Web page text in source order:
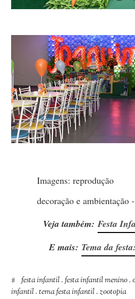
Imagens: reprodução
decoração e ambientação
Veja também:Festa
E mais: Tema da
festa infantil.festa infantil menino.
infantil.tema festa infantil.zootopia